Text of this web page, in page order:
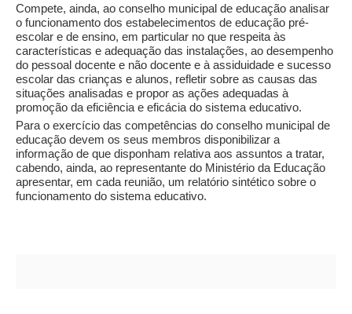
Compete, ainda, ao conselho municipal de educação analisar
o funcionamento dos estabelecimentos de educação pré-
escolar e de ensino, em particular no que respeita às
características e adequação das instalações, ao desempenho
do pessoal docente e não docente e à assiduidade e sucesso
escolar das crianças e alunos, refletir sobre as causas das
situações analisadas e propor as ações adequadas à
promoção da eficiência e eficácia do sistema educativo.
Para o exercício das competências do conselho municipal de
educação devem os seus membros disponibilizar a
informação de que disponham relativa aos assuntos a tratar,
cabendo, ainda, ao representante do Ministério da Educação
apresentar, em cada reunião, um relatório sintético sobre o
funcionamento do sistema educativo.